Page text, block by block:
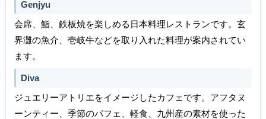
Genjyu
会席、鮨、鉄板焼を楽しめる日本料理レストランです。玄
界灘の魚介、壱岐牛などを取り入れた料理が案内されてい
ます。
Diva
ジュエリーアトリエをイメージしたカフェです。アフタヌ
ーンティー、季節のパフェ、軽食、九州産の素材を使った